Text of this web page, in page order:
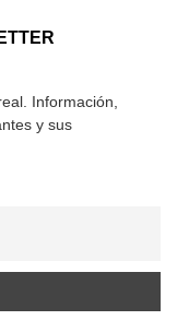
Información,
y sus